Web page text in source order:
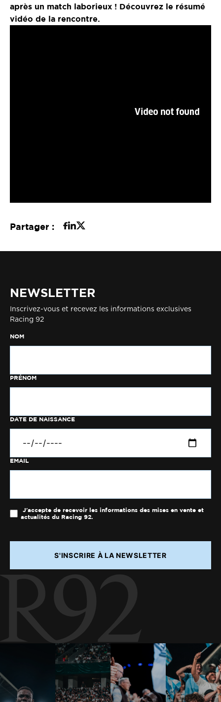
après un match laborieux ! Découvrez le résumé
vidéo de la rencontre.
Partager :
NEWSLETTER
Inscrivez-vous et recevez les informations exclusives
Racing 92
NOM
PRÉNOM
DATE DE NAISSANCE
EMAIL
J'accepte de recevoir les informations des mises en vente et
actualités du Racing 92.
S'INSCRIRE À LA NEWSLETTER